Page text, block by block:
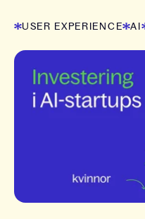
USER EXPERIENCE AI